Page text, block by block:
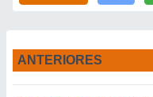
ANTERIORES